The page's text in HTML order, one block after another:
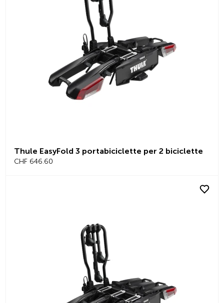
Thule EasyFold 3 portabiciclette per 2 biciclette
CHF 646.60